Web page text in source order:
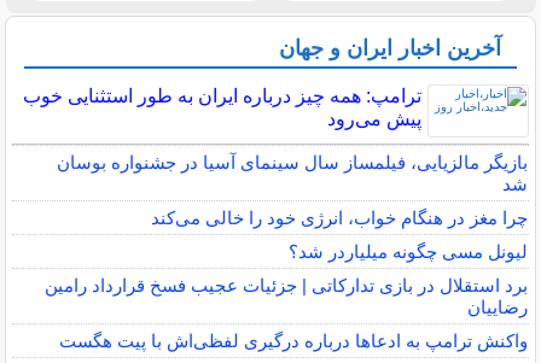
آخرین اخبار ایران و جهان
ترامپ: همه چیز درباره ایران به طور استثنایی خوب
پیش می‌رود
بازیگر مالزیایی، فیلمساز سال سینمای آسیا در جشنواره بوسان
شد
چرا مغز در هنگام خواب، انرژی خود را خالی می‌کند
لیونل مسی چگونه میلیاردر شد؟
برد استقلال در بازی تدارکاتی | جزئیات عجیب فسخ قرارداد رامین
رضاییان
واکنش ترامپ به ادعاها درباره درگیری لفظی‌اش با پیت هگست